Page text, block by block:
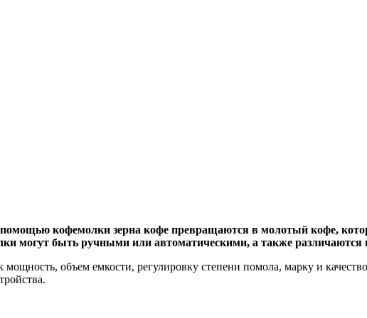
кофемолки зерна кофе превращаются в молотый кофе,
могут быть ручными или автоматическими, а также различаются
объем емкости, регулировку степени помола, марку и